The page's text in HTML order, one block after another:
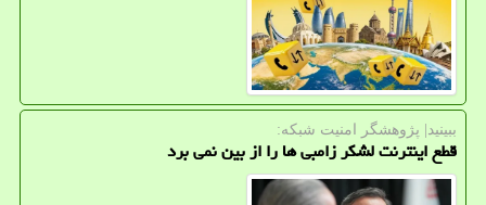
ببینید| پژوهشگر امنیت شبكه:
قطع اینترنت لشکر زامبی ها را از بین نمی برد